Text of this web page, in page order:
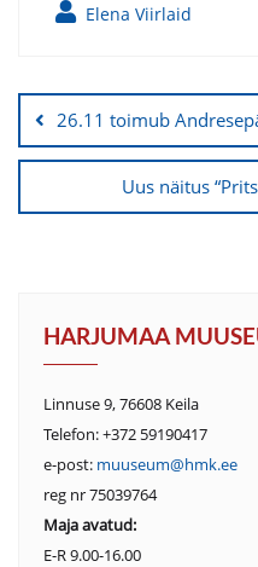
Elena Viirlaid
26.11 toimub
Uus näitus
HARJUMAA
Linnuse 9, 76608 Keila
Telefon: +372 59190417
e-post: muuseum@hmk.ee
reg nr 75039764
Maja avatud:
E-R 9.00-16.00